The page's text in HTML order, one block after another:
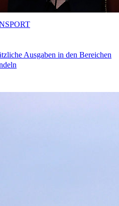
Ausgaben in den Bereichen